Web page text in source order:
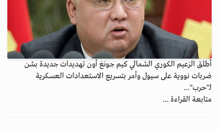
أطلق الزعيم الكوري الشمالي كيم جونغ أون تهديدات جديدة بشن
ضربات نووية على سيول وأمر بتسريع الاستعدادات العسكرية
لـ"حرب"...
متابعة القراءة ...